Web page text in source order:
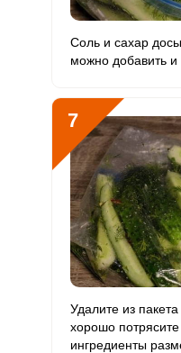
Соль и сахар
можно добавить и
7
Удалите из
хорошо
ингредиенты